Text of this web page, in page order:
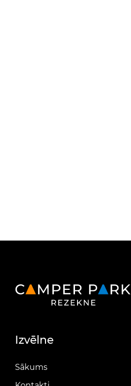
Izvēlne
Sākums